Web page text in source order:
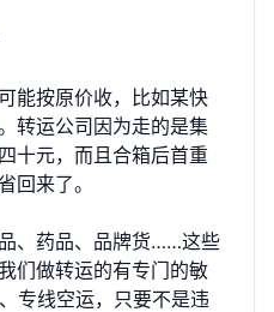
能按原价收，比如某快
转运公司因为走的是集
十元，而且合箱后首重
回来了。
、药品、品牌货……这些
们做转运的有专门的敏
专线空运，只要不是违